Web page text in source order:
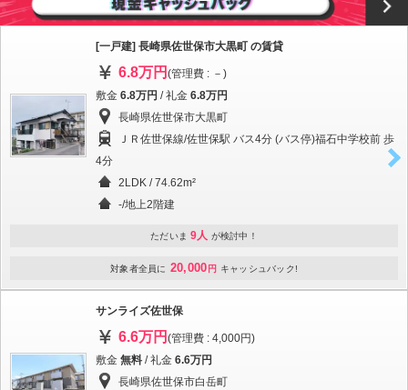
[一戸建] 長崎県佐世保市大黒町 の賃貸
6.8万円 (管理費 : －)
敷金 6.8万円 / 礼金 6.8万円
長崎県佐世保市大黒町
ＪＲ佐世保線/佐世保駅 バス4分 (バス停)福石中学校前 歩
4分
2LDK / 74.62m²
-/地上2階建
ただいま 9人 が検討中！
対象者全員に 20,000 円 キャッシュバック!
サンライズ佐世保
6.6万円 (管理費 : 4,000円)
敷金 無料 / 礼金 6.6万円
長崎県佐世保市白岳町